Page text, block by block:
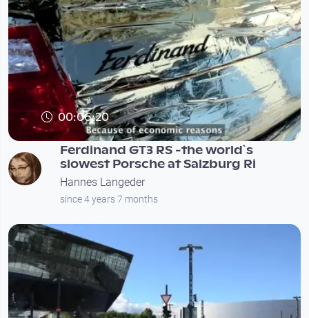
00:06:20
Ferdinand GT3 RS -the world`s
slowest Porsche at Salzburg Ri
Hannes Langeder
since 4 years 7 months